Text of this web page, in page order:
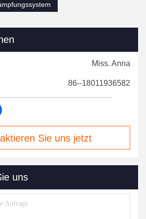
Miss. Anna
86--18011936582
Sie uns jetzt
uns